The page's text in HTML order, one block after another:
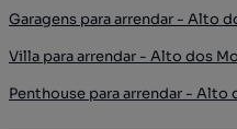
Garagens para arrendar - Alto
Villa para arrendar - Alto dos
Penthouse para arrendar - Alto